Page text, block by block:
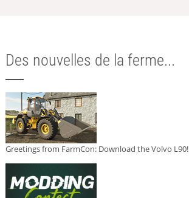
Des nouvelles de la ferme...
Greetings from FarmCon: Download the Volvo L90!